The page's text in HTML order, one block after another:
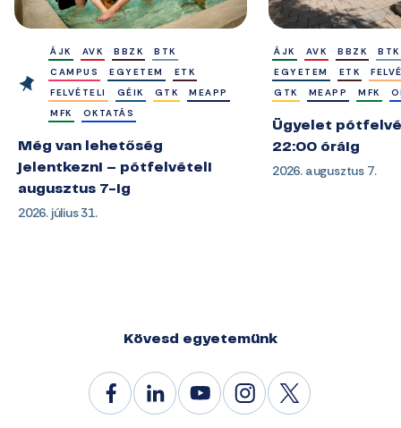
ÁJK AVK BBZK
BTK
CAMPUS
EGYETEM
ETK
FELVÉTELI
GÉIK GTK
MEAPP
MFK
OKTATÁS
Még van lehetőség
jelentkezni – pótfelvételi
augusztus 7-ig
2026. július 31.
ÁJK AVK BBZK
BTK
EGYETEM
ETK
GTK
MEAPP MFK
Ügyelet
22:00 óráig
2026. augusztus 7.
Kövesd egyetemünk